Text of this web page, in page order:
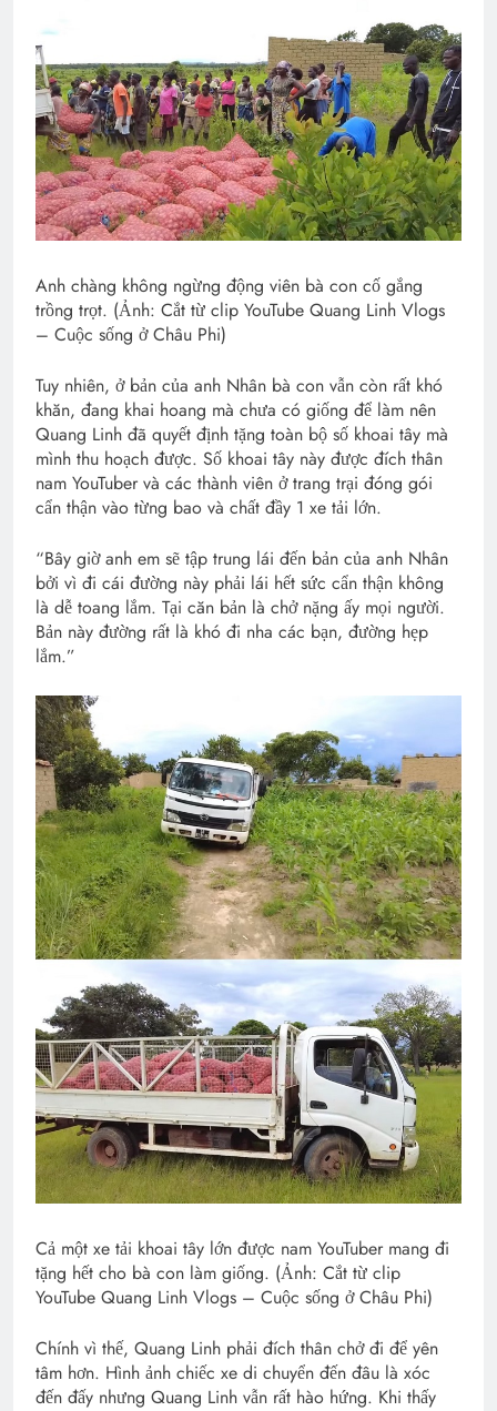
Anh chàng không ngừng động viên bà con cố gắng
trồng trọt. (Ảnh: Cắt từ clip YouTube Quang Linh Vlogs
– Cuộc sống ở Châu Phi)
Tuy nhiên, ở bản của anh Nhân bà con vẫn còn rất khó
khăn, đang khai hoang mà chưa có giống để làm nên
Quang Linh đã quyết định tặng toàn bộ số khoai tây mà
mình thu hoạch được. Số khoai tây này được đích thân
nam YouTuber và các thành viên ở trang trại đóng gói
cẩn thận vào từng bao và chất đầy 1 xe tải lớn.
“Bây giờ anh em sẽ tập trung lái đến bản của anh Nhân
bởi vì đi cái đường này phải lái hết sức cẩn thận không
là dễ toang lắm. Tại căn bản là chở nặng ấy mọi người.
Bản này đường rất là khó đi nha các bạn, đường hẹp
lắm.”
Cả một xe tải khoai tây lớn được nam YouTuber mang đi
tặng hết cho bà con làm giống. (Ảnh: Cắt từ clip
YouTube Quang Linh Vlogs – Cuộc sống ở Châu Phi)
Chính vì thế, Quang Linh phải đích thân chở đi để yên
tâm hơn. Hình ảnh chiếc xe di chuyển đến đâu là xóc
đến đấy nhưng Quang Linh vẫn rất hào hứng. Khi thấy